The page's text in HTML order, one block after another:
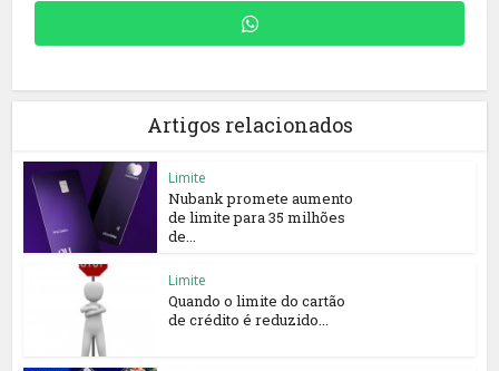
Artigos relacionados
Limite
Nubank promete aumento
de limite para 35 milhões
de...
Limite
Quando o limite do cartão
de crédito é reduzido...